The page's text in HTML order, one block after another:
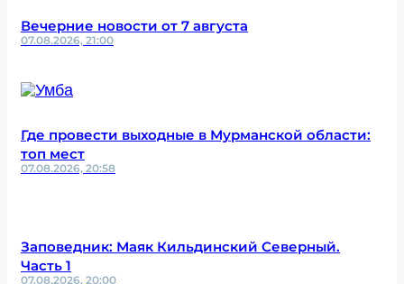
Вечерние новости от 7 августа
07.08.2026, 21:00
Где провести выходные в Мурманской области:
топ мест
07.08.2026, 20:58
Заповедник: Маяк Кильдинский Северный.
Часть 1
07.08.2026, 20:00